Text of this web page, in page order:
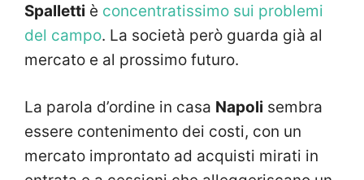
Spalletti è concentratissimo sui problemi
del campo. La società però guarda già al
mercato e al prossimo futuro.
La parola d’ordine in casa Napoli sembra
essere contenimento dei costi, con un
mercato improntato ad acquisti mirati in